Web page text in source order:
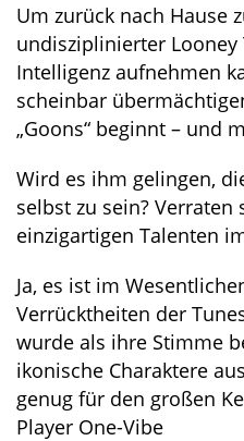
Um zurück nach Hause
undisziplinierter
Intelligenz aufnehmen
scheinbar
„Goons“ beginnt – und
Wird es ihm gelingen,
selbst zu sein?
einzigartigen Talenten
Ja, es ist im
Verrücktheiten der
wurde als ihre Stimme
ikonische Charaktere
genug für den großen
Player One-Vibe